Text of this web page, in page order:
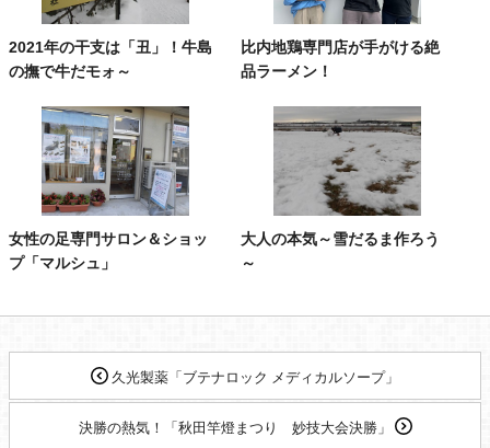
2021年の干支は「丑」！牛島
の撫で牛だモォ～
比内地鶏専門店が手がける絶
品ラーメン！
女性の足専門サロン＆ショッ
プ「マルシュ」
大人の本気～雪だるま作ろう
～
久光製薬「ブテナロック メディカルソープ」
決勝の熱気！「秋田竿燈まつり 妙技大会決勝」